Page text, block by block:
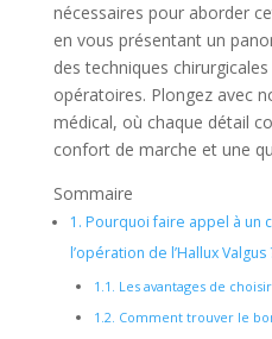
nécessaires pour aborder
en vous présentant un
des techniques
opératoires. Plongez avec
médical, où chaque détail
confort de marche et une
Sommaire
1. Pourquoi faire appel à un
l’opération de l’Hallux Valgus
1.1. Les avantages de
1.2. Comment trouver le